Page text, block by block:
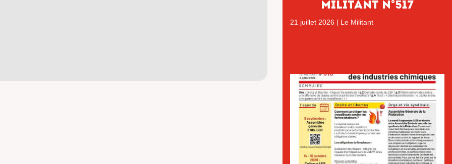
MILITANT N°517
21 juillet 2026 | Le Militant